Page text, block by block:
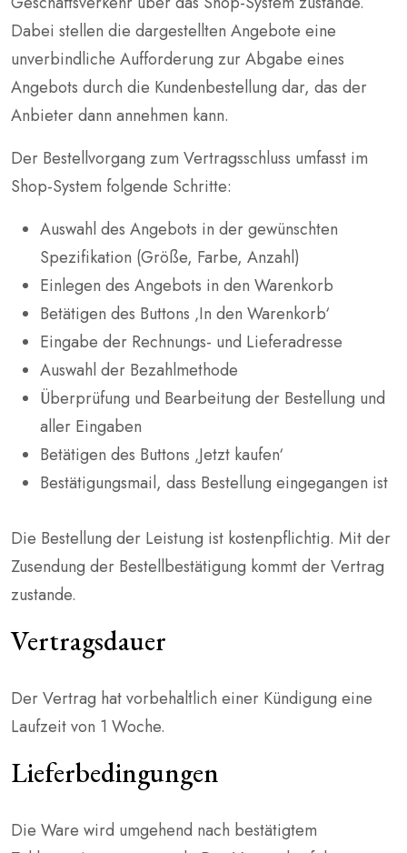
Dabei stellen die dargestellten Angebote eine
unverbindliche Aufforderung zur Abgabe eines
Angebots durch die Kundenbestellung dar, das der
Anbieter dann annehmen kann.
Der Bestellvorgang zum Vertragsschluss umfasst im
Shop-System folgende Schritte:
Auswahl des Angebots in der gewünschten
Spezifikation (Größe, Farbe, Anzahl)
Einlegen des Angebots in den Warenkorb
Betätigen des Buttons ‚In den Warenkorb‘
Eingabe der Rechnungs- und Lieferadresse
Auswahl der Bezahlmethode
Überprüfung und Bearbeitung der Bestellung und
aller Eingaben
Betätigen des Buttons ‚Jetzt kaufen‘
Bestätigungsmail, dass Bestellung eingegangen ist
Die Bestellung der Leistung ist kostenpflichtig. Mit der
Zusendung der Bestellbestätigung kommt der Vertrag
zustande.
Vertragsdauer
Der Vertrag hat vorbehaltlich einer Kündigung eine
Laufzeit von 1 Woche.
Lieferbedingungen
Die Ware wird umgehend nach bestätigtem